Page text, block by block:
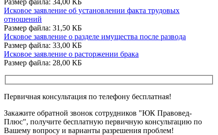
Размер файла: 34,00 КБ
Исковое заявление об установлении факта трудовых
отношений
Размер файла: 31,50 КБ
Исковое заявление о разделе имущества после развода
Размер файла: 33,00 КБ
Исковое заявление о расторжении брака
Размер файла: 28,00 КБ
Первичная консультация по телефону бесплатная!
Закажите обратной звонок сотрудников "ЮК Правовед-
Плюс", получите бесплатную первичную консультацию по
Вашему вопросу и варианты разрешения проблем!